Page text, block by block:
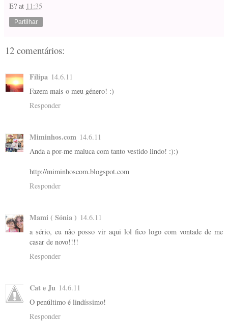
E? at 11:35
Partilhar
12 comentários:
Filipa 14.6.11
Fazem mais o meu género! :)
Responder
Miminhos.com 14.6.11
Anda a por-me maluca com tanto vestido lindo! :):)
http://miminhoscom.blogspot.com
Responder
Mami ( Sónia ) 14.6.11
a sério, eu não posso vir aqui lol fico logo com vontade de me
casar de novo!!!!
Responder
Cat e Ju 14.6.11
O penúltimo é lindíssimo!
Responder